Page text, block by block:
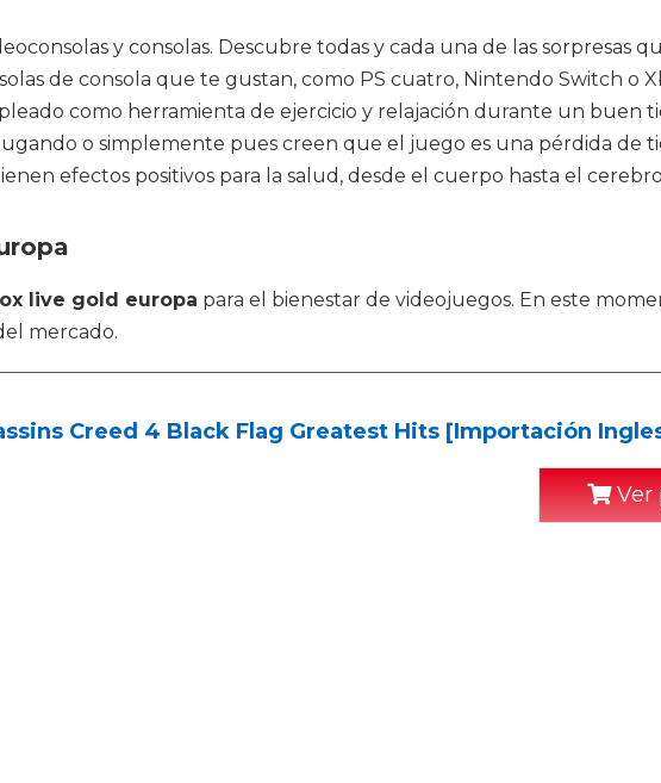
y consolas. Descubre todas y cada una de las sorpresas
de consola que te gustan, como PS cuatro, Nintendo Switch o
como herramienta de ejercicio y relajación durante un buen
o simplemente pues creen que el juego es una pérdida de
efectos positivos para la salud, desde el cuerpo hasta el
live gold europa para el bienestar de videojuegos. En este
mercado.
Creed 4 Black Flag Greatest Hits [Importación
Ver